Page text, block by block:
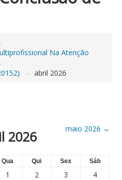
Na Atenção
→ abril 2026
2026 maio 2026 →
Qua Qui Sex Sáb
1 2 3 4